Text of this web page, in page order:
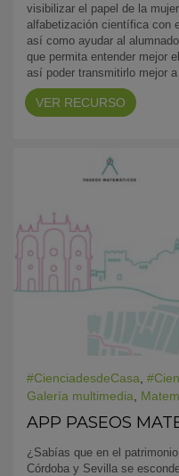
visibilizar el papel de la
alfabetización científica con
así como ayudar al
que permita entender mejor
así poder transmitirlo mejor
VER RECURSO
#CienciadesdeCasa
Galería multimedia
APP PASEOS
¿Sabías que en el
Córdoba y Sevilla se